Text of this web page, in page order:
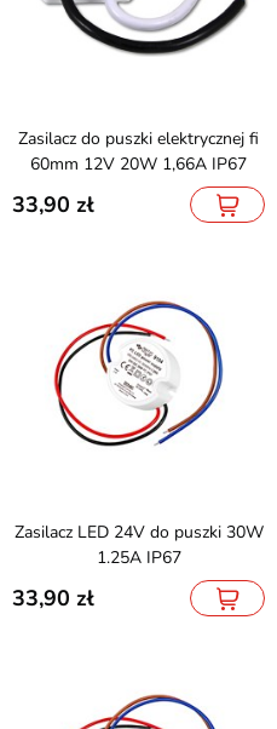
Zasilacz do puszki elektrycznej fi
60mm 12V 20W 1,66A IP67
33,90
Zasilacz LED 24V do puszki 30W
1.25A IP67
33,90